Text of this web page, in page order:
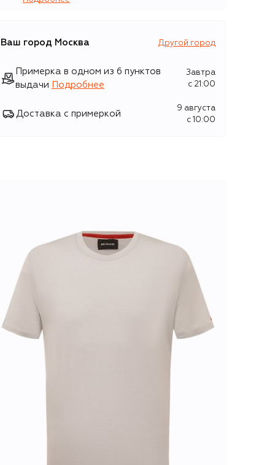
Ваш город Москва Другой город
Примерка в одном из 6 пунктов
выдачи
Подробнее
Завтра
c 21:00
Доставка с примеркой
9 августа
c 10:00